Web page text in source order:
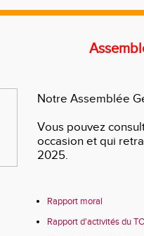
Notre Assemblée
Vous pouvez
occasion et qui
2025.
Rapport moral
Rapport d'activités du